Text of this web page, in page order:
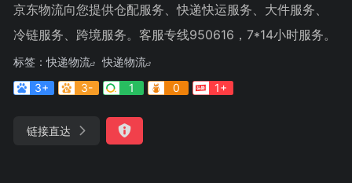
京东物流向您提供仓配服务、快递快运服务、大件服务、
冷链服务、跨境服务。客服专线950616，7*14小时服务。
标签：快递物流
快递物流
3+
3- 1 0 1+
链接直达